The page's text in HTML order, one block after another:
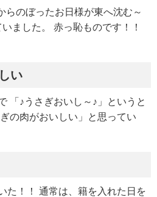
らのぼったお日様が東へ沈む～
ました。 赤っ恥ものです！！
い
「♪うさぎおいし～♪」というと
の肉がおいしい」と思ってい
た！！ 通常は、籍を入れた日を